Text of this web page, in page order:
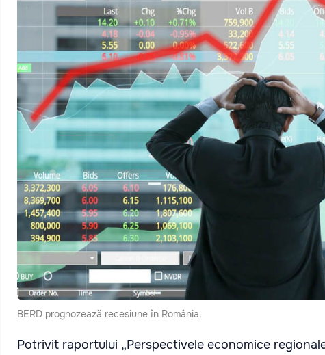
BERD prognozează recesiune în România.
Potrivit raportului „Perspectivele economice